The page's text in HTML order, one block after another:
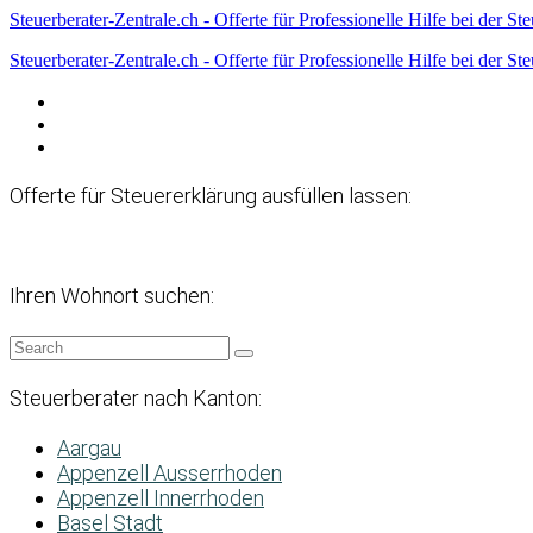
Steuerberater-Zentrale.ch - Offerte für Professionelle Hilfe bei der
Steuerberater-Zentrale.ch - Offerte für Professionelle Hilfe bei der
Offerte für Steuererklärung ausfüllen lassen:
Ihren Wohnort suchen:
Steuerberater nach Kanton:
Aargau
Appenzell Ausserrhoden
Appenzell Innerrhoden
Basel Stadt